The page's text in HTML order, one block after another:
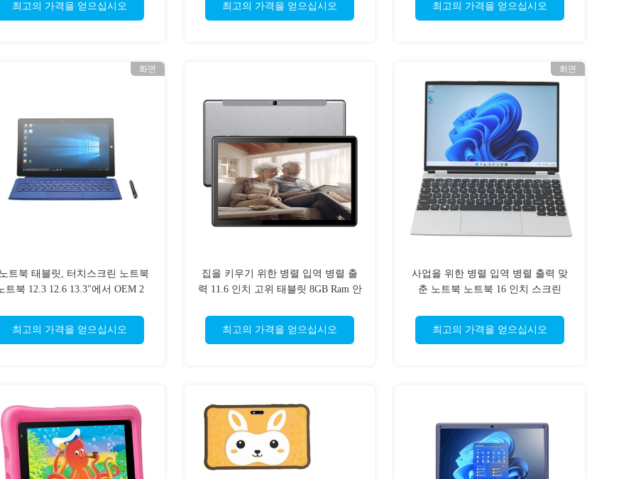
최고의 가격을 얻으십시오 최고의 가격을 얻으십시오 최고의 가격을 얻으십시오
화면
트북 태블릿, 터치스크린 노트북
트북 12.3 12.6 13.3"에서 OEM 2
최고의 가격을 얻으십시오
집을 키우기 위한 병렬 입역 병렬 출
력 11.6 인치 고위 태블릿 8GB Ram 안
최고의 가격을 얻으십시오
화면
사업을 위한 병렬 입역 병렬 출력 맞
춘 노트북 노트북 16 인치 스크린
최고의 가격을 얻으십시오